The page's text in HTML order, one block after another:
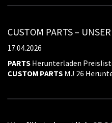
CUSTOM PARTS –
17.04.2026
PARTS Herunterladen
CUSTOM PARTS MJ 26